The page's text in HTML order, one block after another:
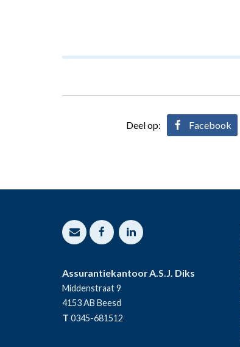
Deel op: Facebook
Assurantiekantoor A.S.J. Diks
Middenstraat 9
4153 AB Beesd
T 0345-681512